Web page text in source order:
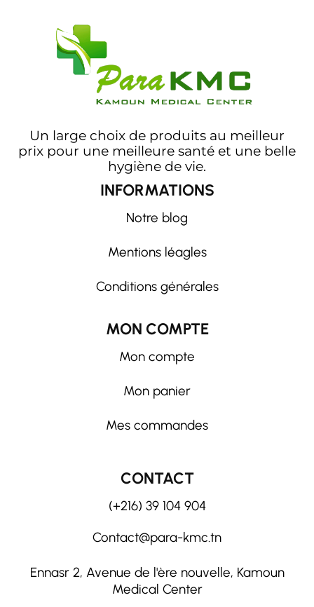
Un large choix de produits au meilleur
prix pour une meilleure santé et une belle
hygiène de vie.
INFORMATIONS
Notre blog
Mentions léagles
Conditions générales
MON COMPTE
Mon compte
Mon panier
Mes commandes
CONTACT
(+216) 39 104 904
Contact@para-kmc.tn
Ennasr 2, Avenue de l'ère nouvelle, Kamoun
Medical Center